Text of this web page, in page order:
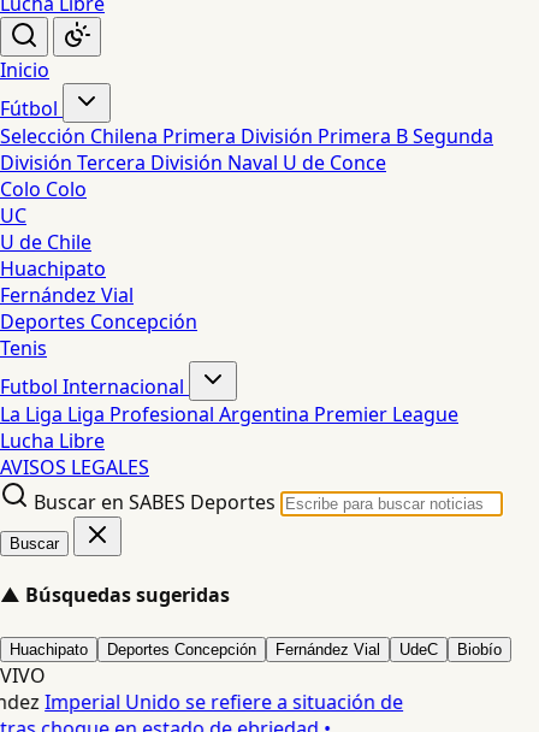
Inicio
Fútbol
Selección Chilena Primera División Primera BSegunda
División Tercera División Naval U de Conce
Colo Colo
UC
U de Chile
Huachipato
Fernández Vial
Deportes Concepción
Tenis
Futbol Internacional
La Liga Liga Profesional Argentina Premier League
Lucha Libre
AVISOS LEGALES
Buscar en SABES Deportes
Buscar
▲ Búsquedas sugeridas
Huachipato Deportes Concepción Fernández Vial UdeC Biobío
VIVO
Imperial Unido se refiere a situación de